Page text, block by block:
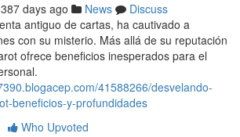
387 days ago News
Discuss
antiguo de cartas, ha cautivado a
con su misterio. Más allá de su reputación
ofrece beneficios inesperados para el
41588266/desvelando-
beneficios-y-profundidades
Who Upvoted